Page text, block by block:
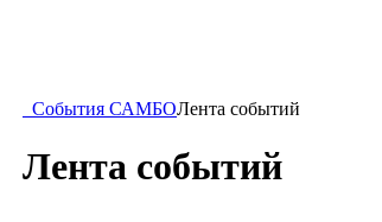
События САМБОЛента событий
Лента событий